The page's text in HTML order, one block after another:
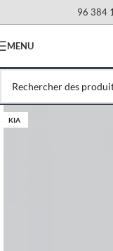
96 384
MENU
KIA